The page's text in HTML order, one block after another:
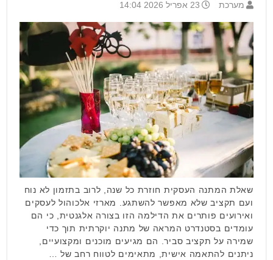
מערכת 23 אפריל 2026 14:04
שאלת המתנה העסקית חוזרת כל שנה, לרוב בתזמון לא נוח
ועם תקציב שלא מאפשר להשתגע. מארזי אלכוהול לעסקים
ואירועים פותרים את הדילמה הזו בצורה אלגנטית, כי הם
עומדים בסטנדרט המראה של מתנה יוקרתית תוך כדי
שמירה על תקציב סביר. הם מגיעים מוכנים ומקצועיים,
ניתנים להתאמה אישית, מתאימים לטווח רחב של …